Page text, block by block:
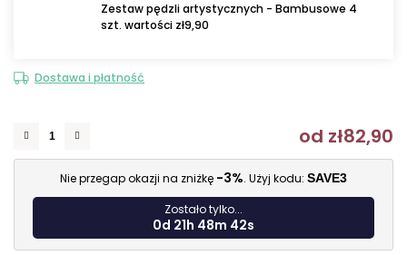
Zestaw pędzli artystycznych - Bambusowe 4
szt. wartości zł9,90
Dostawa i płatność
od zł82,90
Nie przegap okazji na zniżkę -3%. Użyj kodu: SAVE3
Zostało tylko...
0d 21h 48m 41s